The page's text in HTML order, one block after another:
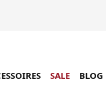
SALE BLOG